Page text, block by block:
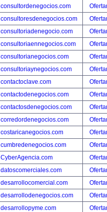
consultordenegocios.com
consultoresdenegocios.com
consultoriadenegocio.com
consultoriaennegocios.com
consultorianegocios.com
consultoriaynegocios.com
contactoclave.com
contactodenegocios.com
contactosdenegocios.com
corredordenegocios.com
costaricanegocios.com
cumbredenegocios.com
CyberAgencia.com
datoscomerciales.com
desarrollocomercial.com
desarrollodenegocios.com
desarrollopyme.com